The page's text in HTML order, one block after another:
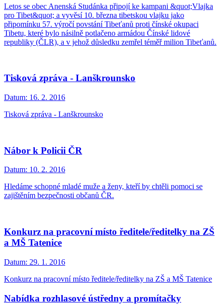
Letos se obec Anenská Studánka připojí ke kampani &quot;Vlajka
pro Tibet&quot; a vyvěsí 10. března tibetskou vlajku jako
připomínku 57. výročí povstání Tibeťanů proti čínské okupaci
Tibetu, které bylo násilně potlačeno armádou Čínské lidové
republiky (ČLR), a v jehož důsledku zemřel téměř milion Tibeťanů.
Tisková zpráva - Lanškrounsko
Datum: 16. 2. 2016
Tisková zpráva - Lanškrounsko
Nábor k Policii ČR
Datum: 10. 2. 2016
Hledáme schopné mladé muže a ženy, kteří by chtěli pomoci se
zajištěním bezpečnosti občanů ČR.
Konkurz na pracovní místo ředitele/ředitelky na ZŠ
a MŠ Tatenice
Datum: 29. 1. 2016
Konkurz na pracovní místo ředitele/ředitelky na ZŠ a MŠ Tatenice
Nabídka rozhlasové ústředny a promítačky